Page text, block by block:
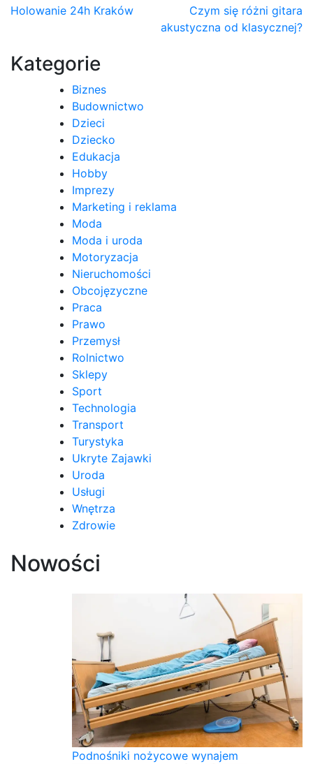
Nawigacja
Holowanie 24h Kraków
Czym się różni gitara
akustyczna od klasycznej?
Kategorie
Biznes
Budownictwo
Dzieci
Dziecko
Edukacja
Hobby
Imprezy
Marketing i reklama
Moda
Moda i uroda
Motoryzacja
Nieruchomości
Obcojęzyczne
Praca
Prawo
Przemysł
Rolnictwo
Sklepy
Sport
Technologia
Transport
Turystyka
Ukryte Zajawki
Uroda
Usługi
Wnętrza
Zdrowie
Nowości
Podnośniki nożycowe wynajem